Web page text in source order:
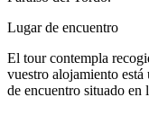
Lugar de encuentro
El tour contempla
vuestro alojamiento
de encuentro situado en